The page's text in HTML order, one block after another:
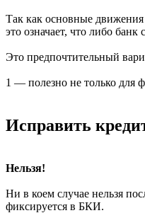
Так как основные движения
это означает, что либо
Это предпочтительный
1 — полезно не только для
Исправить
Нельзя!
Ни в коем случае нельзя
фиксируется в БКИ.